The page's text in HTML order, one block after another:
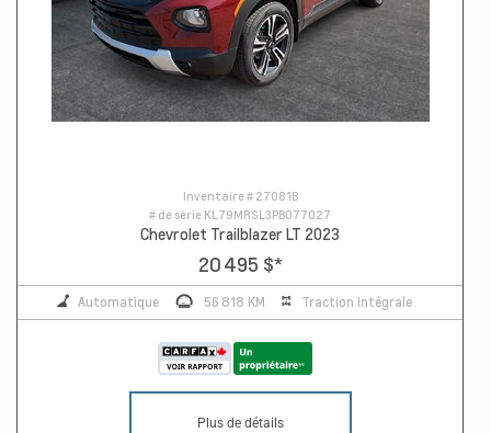
Inventaire # 27081B
# de série KL79MRSL3PB077027
Chevrolet Trailblazer LT 2023
20 495 $*
Automatique 56 818 KM Traction Intégrale
Plus de détails